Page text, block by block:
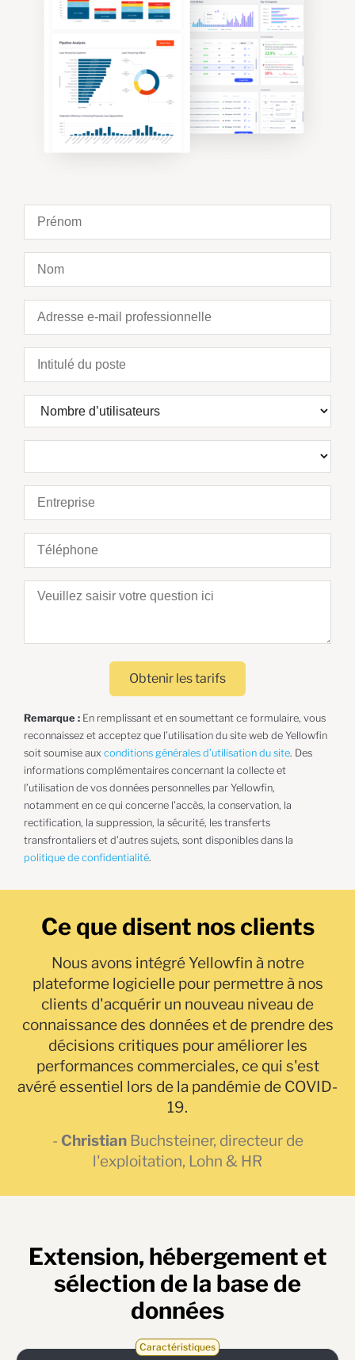
Obtenir les tarifs
Remarque : En remplissant et en soumettant ce formulaire, vous
reconnaissez et acceptez que l’utilisation du site web de Yellowfin
soit soumise aux conditions générales d’utilisation du site. Des
informations complémentaires concernant la collecte et
l’utilisation de vos données personnelles par Yellowfin,
notamment en ce qui concerne l’accès, la conservation, la
rectification, la suppression, la sécurité, les transferts
transfrontaliers et d’autres sujets, sont disponibles dans la
politique de confidentialité.
Ce que disent nos clients
Nous avons intégré Yellowfin à notre
plateforme logicielle pour permettre à nos
clients d'acquérir un nouveau niveau de
connaissance des données et de prendre des
décisions critiques pour améliorer les
performances commerciales, ce qui s'est
avéré essentiel lors de la pandémie de COVID-
19.
- ChristianBuchsteiner, directeur de
l'exploitation, Lohn & HR
Extension, hébergement et
sélection de la base de
données
Caractéristiques